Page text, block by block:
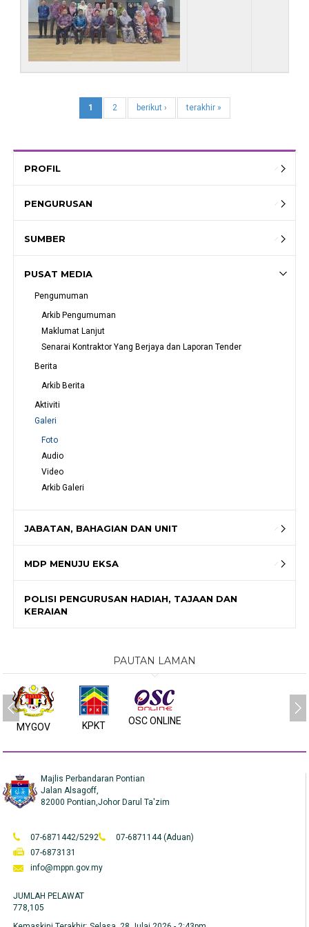
1 2 berikut › terakhir »
PROFIL
PENGURUSAN
SUMBER
PUSAT MEDIA
Pengumuman
Arkib Pengumuman
Maklumat Lanjut
Senarai Kontraktor Yang Berjaya dan Laporan Tender
Berita
Arkib Berita
Aktiviti
Galeri
Foto
Audio
Video
Arkib Galeri
JABATAN, BAHAGIAN DAN UNIT
MDP MENUJU EKSA
POLISI PENGURUSAN HADIAH, TAJAAN DAN
KERAIAN
PAUTAN LAMAN
MYGOV KPKT OSC ONLINE
Majlis Perbandaran Pontian
Jalan Alsagoff,
82000 Pontian,Johor Darul Ta'zim
07-6871442/5292
07-6871144 (Aduan)
07-6873131
info@mppn.gov.my
JUMLAH PELAWAT
778,105